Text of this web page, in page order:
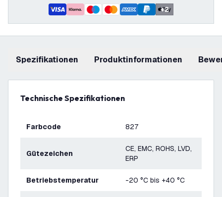
+2
Spezifikationen Produktinformationen
Technische Spezifikationen
Farbcode 827
Gütezeichen
CE, EMC, ROHS, LVD,
ERP
Betriebstemperatur -20 °C bis +40 °C